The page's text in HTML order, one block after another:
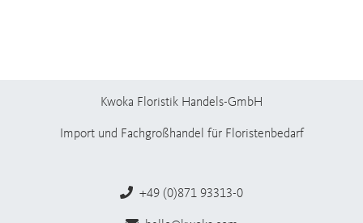
Kwoka Floristik Handels-GmbH
Import und Fachgroßhandel für Floristenbedarf
+49 (0)871 93313-0